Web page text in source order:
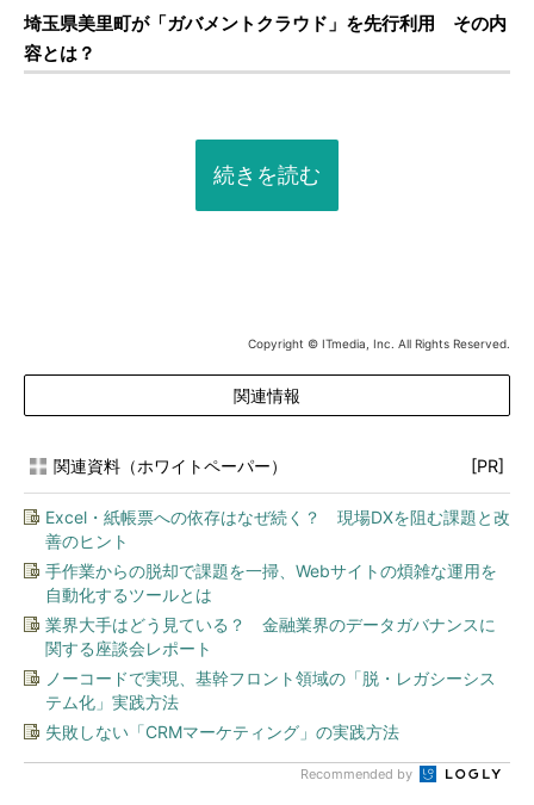
埼玉県美里町が「ガバメントクラウド」を先行利用 その内
容とは？
続きを読む
Copyright © ITmedia, Inc. All Rights Reserved.
関連情報
関連資料（ホワイトペーパー） [PR]
Excel・紙帳票への依存はなぜ続く？ 現場DXを阻む課題と改
善のヒント
手作業からの脱却で課題を一掃、Webサイトの煩雑な運用を
自動化するツールとは
業界大手はどう見ている？ 金融業界のデータガバナンスに
関する座談会レポート
ノーコードで実現、基幹フロント領域の「脱・レガシーシス
テム化」実践方法
失敗しない「CRMマーケティング」の実践方法
Recommended by